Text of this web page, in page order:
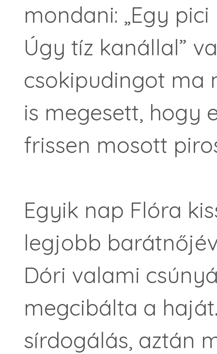
mondani: „Egy
Úgy tíz kanállal”
csokipudingot ma
is megesett, hogy
frissen mosott
Egyik nap Flóra
legjobb
Dóri valami
megcibálta a
sírdogálás, aztán